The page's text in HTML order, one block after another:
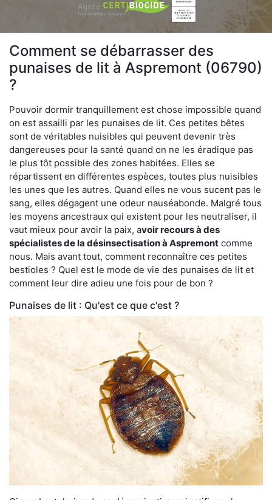
Comment se débarrasser des
punaises de lit à Aspremont (06790)
?
Pouvoir dormir tranquillement est chose impossible quand
on est assailli par les punaises de lit. Ces petites bêtes
sont de véritables nuisibles qui peuvent devenir très
dangereuses pour la santé quand on ne les éradique pas
le plus tôt possible des zones habitées. Elles se
répartissent en différentes espèces, toutes plus nuisibles
les unes que les autres. Quand elles ne vous sucent pas le
sang, elles dégagent une odeur nauséabonde. Malgré tous
les moyens ancestraux qui existent pour les neutraliser, il
vaut mieux pour avoir la paix, avoir recours à des
spécialistes de la désinsectisation à Aspremont comme
nous. Mais avant tout, comment reconnaître ces petites
bestioles ? Quel est le mode de vie des punaises de lit et
comment leur dire adieu une fois pour de bon ?
Punaises de lit : Qu'est ce que c'est ?